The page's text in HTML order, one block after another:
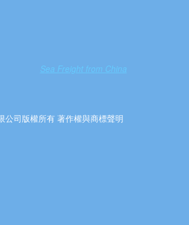
Sea Freight from China
司版權所有 著作權與商標聲明